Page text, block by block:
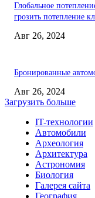
Глобальное
грозить потепление
Авг 26, 2024
Бронированные
Авг 26, 2024
Загрузить больше
IT-технологии
Автомобили
Археология
Архитектура
Астрономия
Биология
Галерея сайта
География